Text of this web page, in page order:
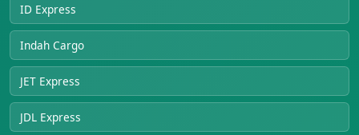
ID Express
Indah Cargo
JET Express
JDL Express